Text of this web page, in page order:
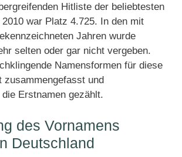
Hitliste der beliebtesten
war Platz 4.725. In den mit
Jahren wurde
selten oder gar nicht vergeben.
Namensformen für diese
zusammengefasst und
Erstnamen gezählt.
des Vornamens
Deutschland